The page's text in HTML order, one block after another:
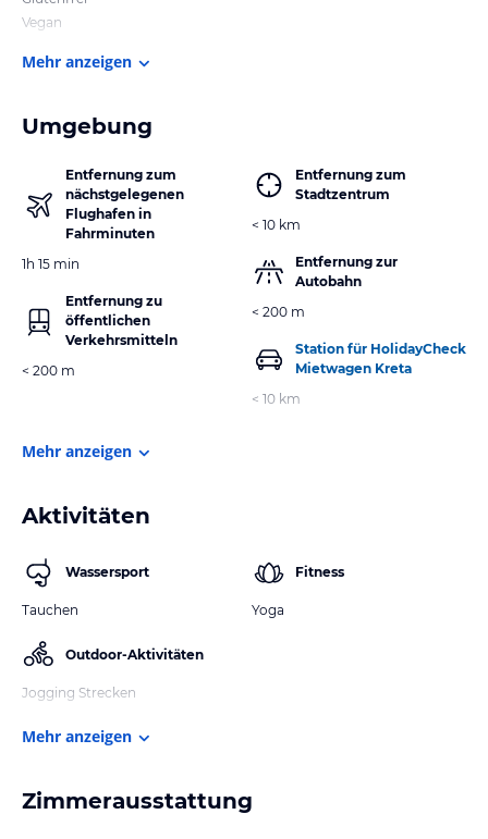
Vegan
Mehr anzeigen
Umgebung
Entfernung zum
nächstgelegenen
Flughafen in
Fahrminuten
1h 15 min
Entfernung zu
öffentlichen
Verkehrsmitteln
< 200 m
Entfernung zum
Stadtzentrum
< 10 km
Entfernung zur
Autobahn
< 200 m
Station für HolidayCheck
Mietwagen Kreta
< 10 km
Mehr anzeigen
Aktivitäten
Wassersport
Tauchen
Outdoor-Aktivitäten
Jogging Strecken
Fitness
Yoga
Mehr anzeigen
Zimmerausstattung